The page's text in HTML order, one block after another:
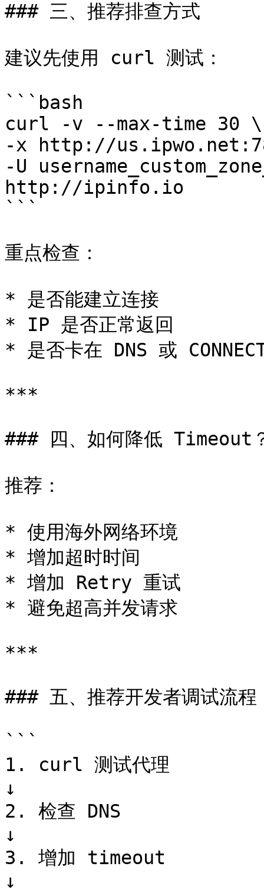
### 三、推荐排查方式
建议先使用 curl 测试：
```bash
curl -v --max-time 30 \
-x http://
-U
http://ipinfo.io
```
重点检查：
* 是否能建立连接
* IP 是否正常返回
* 是否卡在 DNS 或
***
### 四、如何降低 Timeout
推荐：
* 使用海外网络环境
* 增加超时时间
* 增加 Retry 重试
* 避免超高并发请求
***
### 五、推荐开发者调试流程
```
1. curl 测试代理
↓
2. 检查 DNS
↓
3. 增加 timeout
↓